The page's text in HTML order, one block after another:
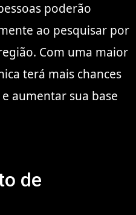
poderão
ao pesquisar por
Com uma maior
terá mais chances
aumentar sua base
de